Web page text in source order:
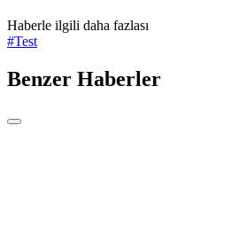
Haberle ilgili daha fazlası
#Test
Benzer Haberler